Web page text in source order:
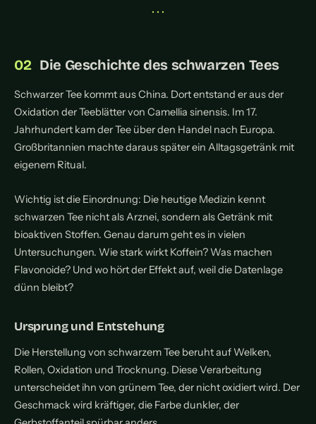
• • •
Die Geschichte des schwarzen Tees
Schwarzer Tee kommt aus China. Dort entstand er aus der
Oxidation der Teeblätter von Camellia sinensis. Im 17.
Jahrhundert kam der Tee über den Handel nach Europa.
Großbritannien machte daraus später ein Alltagsgetränk mit
eigenem Ritual.
Wichtig ist die Einordnung: Die heutige Medizin kennt
schwarzen Tee nicht als Arznei, sondern als Getränk mit
bioaktiven Stoffen. Genau darum geht es in vielen
Untersuchungen. Wie stark wirkt Koffein? Was machen
Flavonoide? Und wo hört der Effekt auf, weil die Datenlage
dünn bleibt?
Ursprung und Entstehung
Die Herstellung von schwarzem Tee beruht auf Welken,
Rollen, Oxidation und Trocknung. Diese Verarbeitung
unterscheidet ihn von grünem Tee, der nicht oxidiert wird. Der
Geschmack wird kräftiger, die Farbe dunkler, der